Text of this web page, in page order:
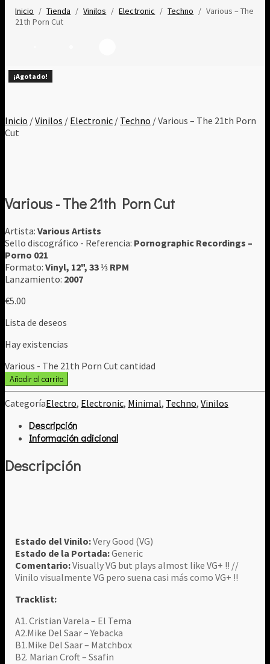
Inicio / Tienda / Vinilos / Electronic / Techno / Various – The
21th Porn Cut
Inicio /Vinilos / Electronic / Techno / Various – The 21th Porn
Cut
Various - The 21th Porn Cut
Artista: Various Artists
Sello discográfico - Referencia: Pornographic Recordings ‎–
Porno 021
Formato: Vinyl, 12", 33 ⅓ RPM
Lanzamiento: 2007
€5.00
Lista de deseos
Hay existencias
Various - The 21th Porn Cut cantidad
Añadir al carrito
CategoríaElectro, Electronic, Minimal, Techno, Vinilos
Descripción
Información adicional
Descripción
Estado del Vinilo:Very Good (VG)
Estado de la Portada:Generic
Comentario:Visually VG but plays almost like VG+ !! //
Vinilo visualmente VG pero suena casi más como VG+ !!
Tracklist:
A1. Cristian Varela – El Tema
A2.Mike Del Saar – Yebacka
B1.Mike Del Saar – Matchbox
B2. Marian Croft – Ssafin
¡Agotado!
¡Agotado!
¡Agotado!
¡Agotado!
¡Agotado!
¡Agotado!
¡Agotado!
¡Agotado!